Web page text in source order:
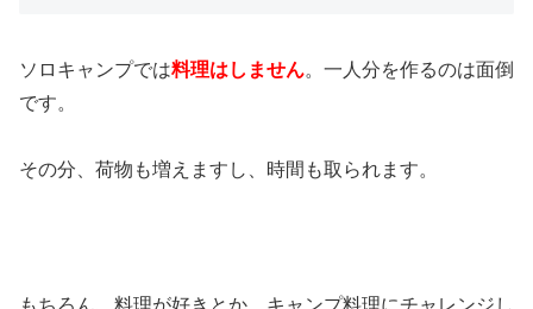
ソロキャンプでは料理はしません。一人分を作るのは面倒
です。
その分、荷物も増えますし、時間も取られます。
もちろん、料理が好きとか、キャンプ料理にチャレンジし